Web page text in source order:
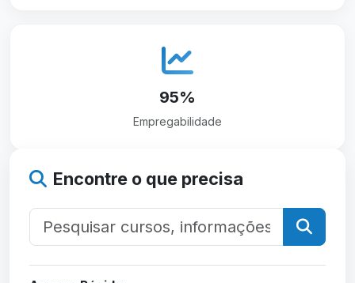
95%
Empregabilidade
Encontre o que precisa